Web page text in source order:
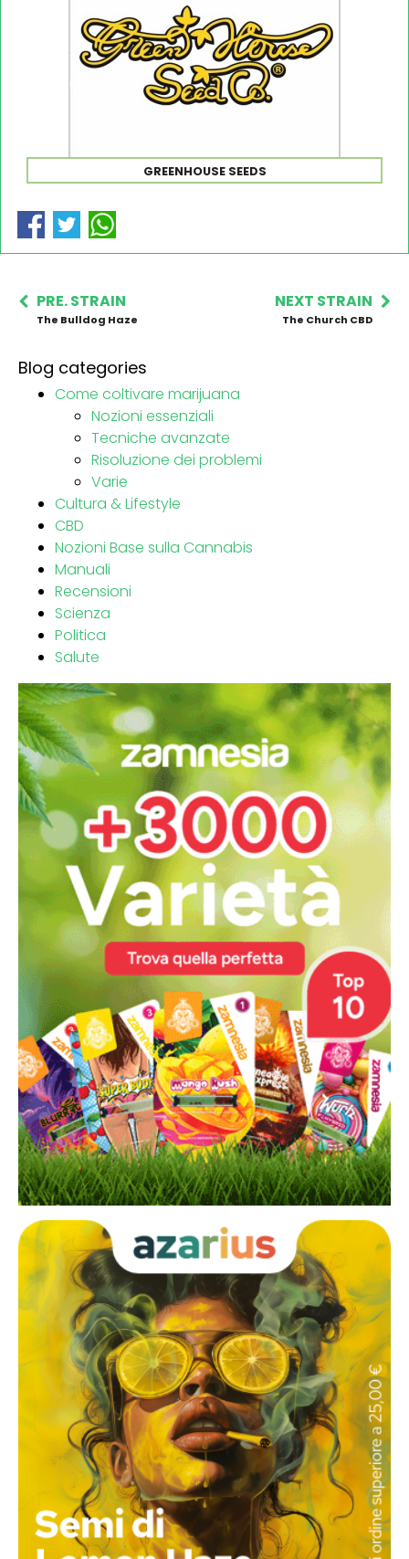
GREENHOUSE SEEDS
PRE. STRAIN
The Bulldog Haze
NEXT STRAIN
The Church CBD
Blog categories
Come coltivare marijuana
Nozioni essenziali
Tecniche avanzate
Risoluzione dei problemi
Varie
Cultura & Lifestyle
CBD
Nozioni Base sulla Cannabis
Manuali
Recensioni
Scienza
Politica
Salute